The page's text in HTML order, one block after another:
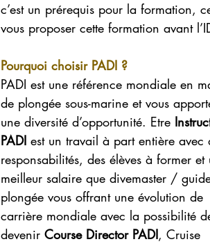
c’est un prérequis pour la formation,
vous proposer cette formation avant
Pourquoi choisir PADI ?
PADI est une référence mondiale en
de plongée sous-marine et vous
une diversité d’opportunité. Etre
PADI est un travail à part entière avec
responsabilités, des élèves à former et
meilleur salaire que divemaster /
plongée vous offrant une évolution de
carrière mondiale avec la possibilité
devenir Course Director PADI, Cruise